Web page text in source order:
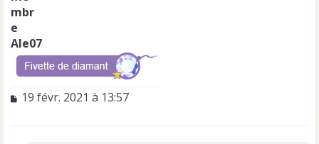
Ale07
M
19 févr. 2021 à 13:57